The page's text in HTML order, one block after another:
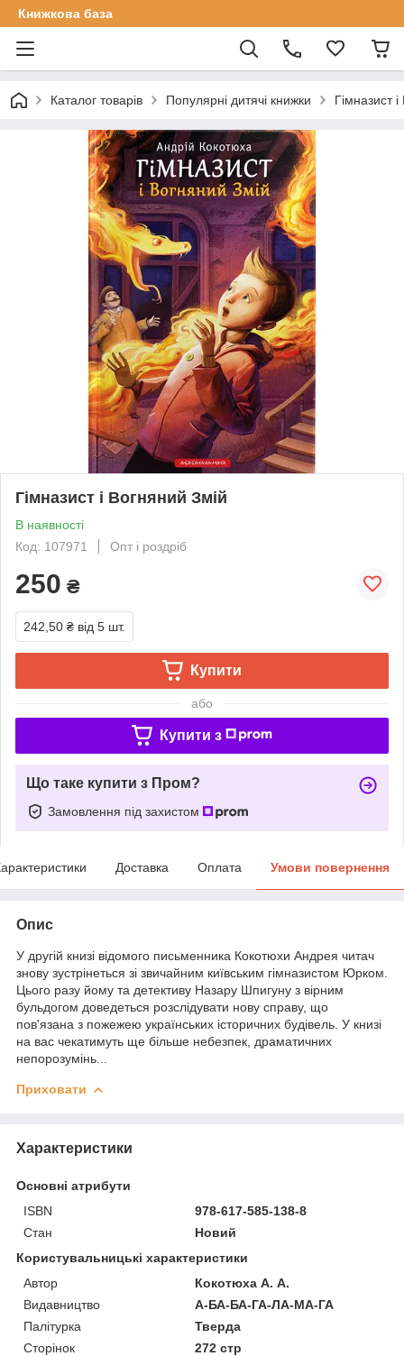
Книжкова база
Каталог товарів Популярні дитячі книжки Гімназист
Гімназист і Вогняний Змій
В наявності
Код: 107971
Опт і роздріб
250 ₴
242,50 ₴ від 5 шт.
Купити
або
Купити з
Що таке купити з Пром?
Замовлення під захистом
Доставка Оплата Умови повернення
Опис
У другій книзі відомого письменника Кокотюхи Андрея читач
знову зустрінеться зі звичайним київським гімназистом Юрком.
Цього разу йому та детективу Назару Шпигуну з вірним
бульдогом доведеться розслідувати нову справу, що
пов'язана з пожежею українських історичних будівель. У книзі
на вас чекатимуть ще більше небезпек, драматичних
непорозумінь...
Приховати
Характеристики
Основні атрибути
ISBN
978-617-585-138-8
Стан
Новий
Користувальницькі характеристики
Автор
Кокотюха А. А.
Видавництво
А-БА-БА-ГА-ЛА-МА-ГА
Палітурка
Тверда
Сторінок
272 стр